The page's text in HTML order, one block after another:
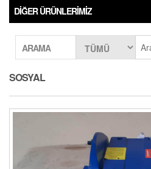
DIĞER ÜRÜNLERIMIZ
ARAMA
SOSYAL